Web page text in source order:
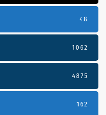
48
1062
4875
162